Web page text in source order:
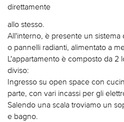
direttamente
allo stesso.
All'interno, è presente un sistema
o pannelli radianti, alimentato a
L'appartamento è composto da 2
diviso:
Ingresso su open space con
parte, con vari incassi per gli
Salendo una scala troviamo un
e bagno.